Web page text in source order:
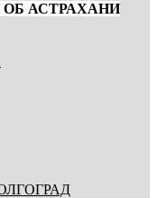
АСТРАХАНИ